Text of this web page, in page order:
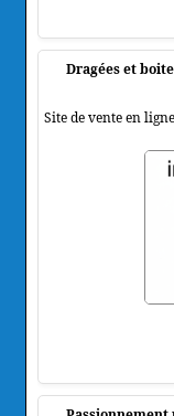
Dragées et
Site de vente en